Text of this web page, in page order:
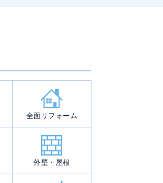
全面リフォーム
外壁・屋根